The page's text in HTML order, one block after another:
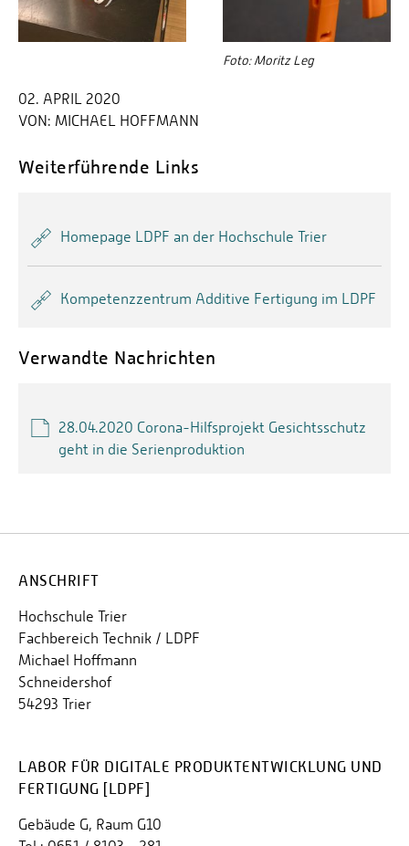
Foto: Moritz Leg
02. APRIL 2020
VON: MICHAEL HOFFMANN
Weiterführende Links
Homepage LDPF an der Hochschule Trier
Kompetenzzentrum Additive Fertigung im LDPF
Verwandte Nachrichten
28.04.2020 Corona-Hilfsprojekt Gesichtsschutz
geht in die Serienproduktion
ANSCHRIFT
Hochschule Trier
Fachbereich Technik / LDPF
Michael Hoffmann
Schneidershof
54293 Trier
LABOR FÜR DIGITALE PRODUKTENTWICKLUNG UND
FERTIGUNG [LDPF]
Gebäude G, Raum G10